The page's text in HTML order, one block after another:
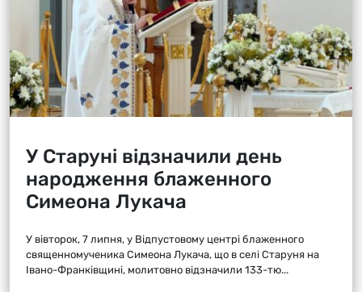
У Старуні відзначили день
народження блаженного
Симеона Лукача
У вівторок, 7 липня, у Відпустовому центрі блаженного
священномученика Симеона Лукача, що в селі Старуня на
Івано-Франківщині, молитовно відзначили 133-тю...